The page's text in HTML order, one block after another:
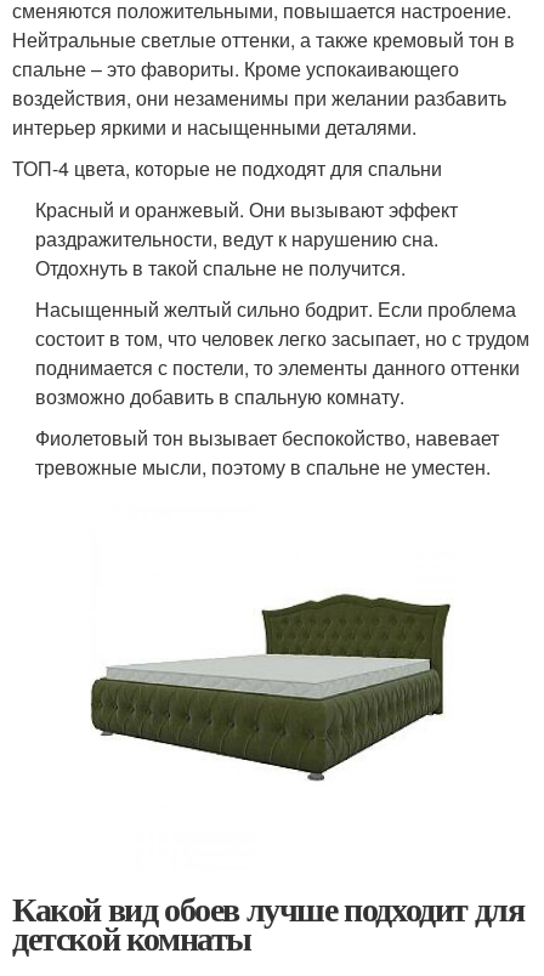
сменяются положительными, повышается настроение.
Нейтральные светлые оттенки, а также кремовый тон в
спальне – это фавориты. Кроме успокаивающего
воздействия, они незаменимы при желании разбавить
интерьер яркими и насыщенными деталями.
ТОП-4 цвета, которые не подходят для спальни
Красный и оранжевый. Они вызывают эффект
раздражительности, ведут к нарушению сна.
Отдохнуть в такой спальне не получится.
Насыщенный желтый сильно бодрит. Если проблема
состоит в том, что человек легко засыпает, но с трудом
поднимается с постели, то элементы данного оттенки
возможно добавить в спальную комнату.
Фиолетовый тон вызывает беспокойство, навевает
тревожные мысли, поэтому в спальне не уместен.
Какой вид обоев лучше подходит для
детской комнаты